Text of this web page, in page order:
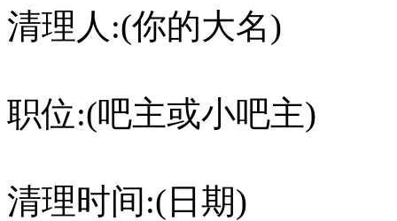
清理人:(你的大名)
职位:(吧主或小吧主)
清理时间:(日期)